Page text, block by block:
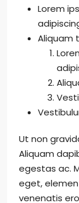
Lorem
Aliquam
Ut non
Aliquam
egestas ac.
eget,
venenatis